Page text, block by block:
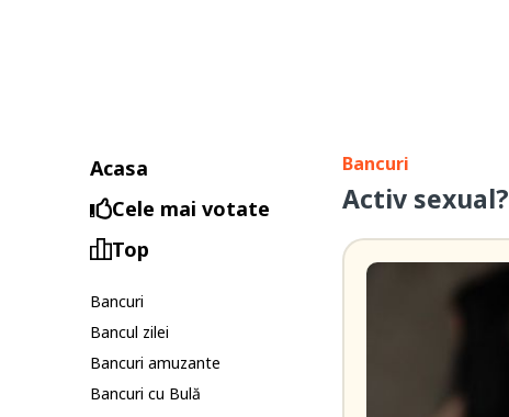
Acasa
Cele mai votate
Top
Bancuri
Bancul zilei
Bancuri amuzante
Bancuri cu Bulă
Bancuri
Activ sexual?